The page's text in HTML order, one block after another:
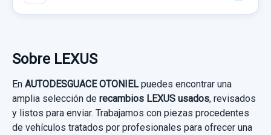
50,00 €
Sin IVA, gastos de envío no incluidos.
Consultar por whatsapp
LEXUS CT 200H
Garantía 1 año
MANETA INTERIOR DELANTERA DERECHA
6920575010 6927375010 Y TRASERA
Sobre LEXUS
En AUTODESGUACE OTONIELpuedes encontrar una
amplia selección de recambios LEXUS usados, revisados
y listos para enviar. Trabajamos con piezas procedentes
de vehículos tratados por profesionales para ofrecer una